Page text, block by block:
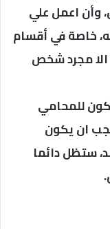
وأن اعمل علي
خاصة في أقسام
الا مجرد شخص
للمحامي
ان يكون
ستظل دائما